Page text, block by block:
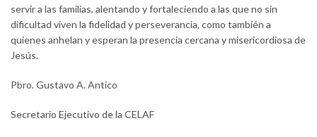
servir a las familias, alentando y fortaleciendo a las que no sin
dificultad viven la fidelidad y perseverancia, como también a
quienes anhelan y esperan la presencia cercana y misericordiosa de
Jesús.
Pbro. Gustavo A. Antico
Secretario Ejecutivo de la CELAF